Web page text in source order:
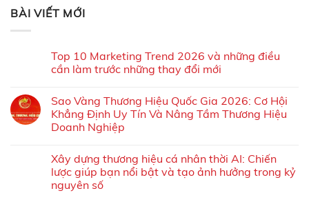
BÀI VIẾT MỚI
Top 10 Marketing Trend 2026 và những điều
cần làm trước những thay đổi mới
Sao Vàng Thương Hiệu Quốc Gia 2026: Cơ Hội
Khẳng Định Uy Tín Và Nâng Tầm Thương Hiệu
Doanh Nghiệp
Xây dựng thương hiệu cá nhân thời AI: Chiến
lược giúp bạn nổi bật và tạo ảnh hưởng trong kỷ
nguyên số